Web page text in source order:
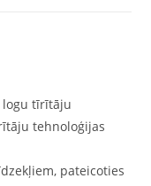
logu tīrītāju
tehnoloģijas
pateicoties